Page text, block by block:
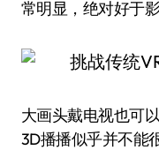
常明显，绝对好于影
大画头戴电视也可
3D播播似乎并不能